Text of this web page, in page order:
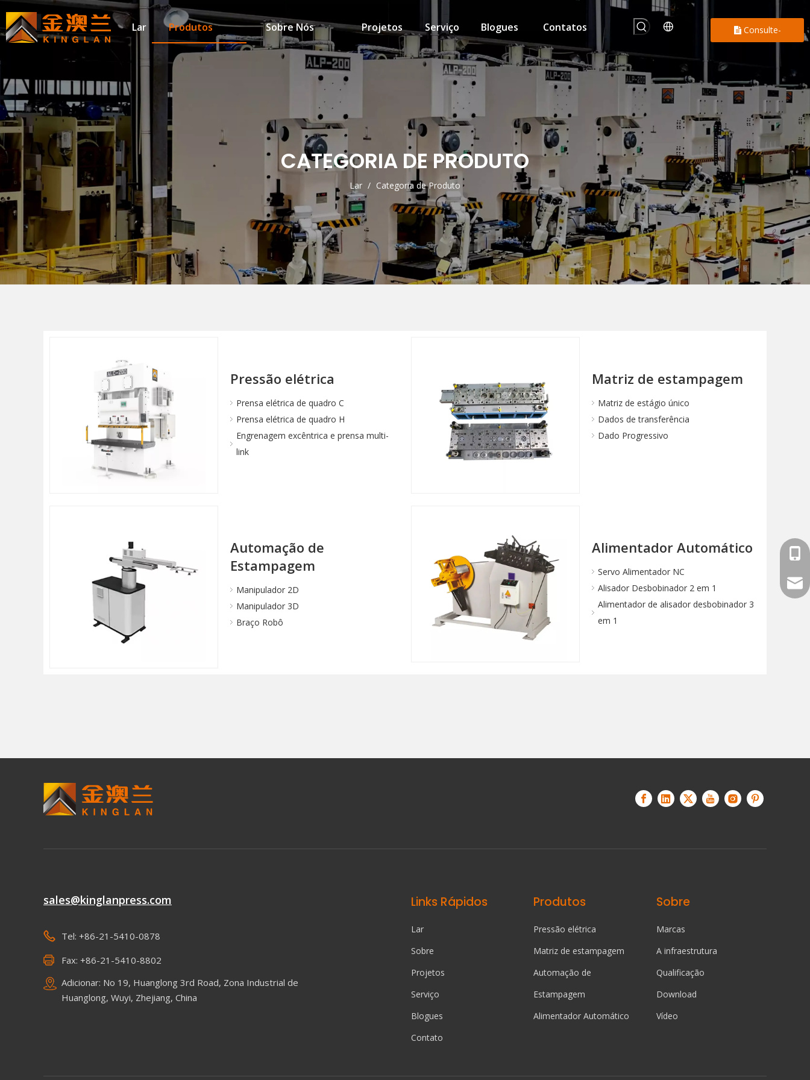
Lar Produtos Sobre Nós Projetos Serviço Blogues Contatos Consulte-
CATEGORIA DE PRODUTO
Lar / Categoria de Produto
Pressão elétrica
Prensa elétrica de quadro C
Prensa elétrica de quadro H
Engrenagem excêntrica e prensa multi-
link
Matriz de estampagem
Matriz de estágio único
Dados de transferência
Dado Progressivo
Automação de
Estampagem
Manipulador 2D
Manipulador 3D
Braço Robô
Alimentador Automático
Servo Alimentador NC
Alisador Desbobinador 2 em 1
Alimentador de alisador desbobinador 3
em 1
sales@kinglanpress.com
Tel: +86-21-5410-0878
Fax: +86-21-5410-8802
Adicionar: No 19, Huanglong 3rd Road, Zona Industrial de
Huanglong, Wuyi, Zhejiang, China
Links Rápidos
Lar
Sobre
Projetos
Serviço
Blogues
Contato
Produtos
Pressão elétrica
Matriz de estampagem
Automação de
Estampagem
Alimentador Automático
Sobre
Marcas
A infraestrutura
Qualificação
Download
Vídeo